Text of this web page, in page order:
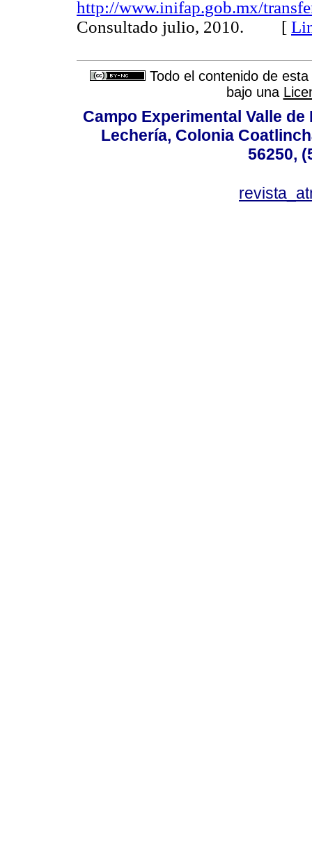
http://www.inifap.gob.mx/
Consultado julio, 2010. [
Todo el contenido de
bajo una
Campo Experimental Valle
Lechería, Colonia
56250,